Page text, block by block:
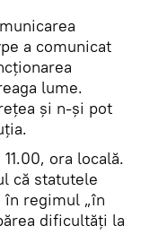
a comunicat
lume.
şi n-și pot
ora locală.
că statutele
regimul „în
dificultăți la